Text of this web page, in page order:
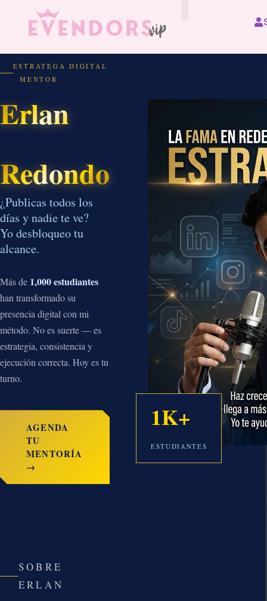
ESTRATEGA DIGITAL
· MENTOR
Erlan
Redondo
¿Publicas todos los
días y nadie te ve?
Yo desbloqueo tu
alcance.
Más de 1,000 estudiantes
han transformado su
presencia digital con mi
método. No es suerte — es
estrategia, consistencia y
ejecución correcta. Hoy es tu
turno.
AGENDA
TU
MENTORÍA
→
1K+
ESTUDIANTES
SOBRE
ERLAN